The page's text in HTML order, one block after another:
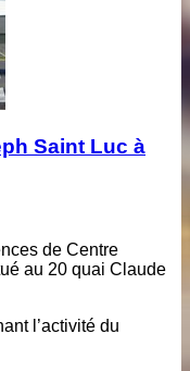
Saint Luc à
de Centre
au 20 quai Claude
l’activité du